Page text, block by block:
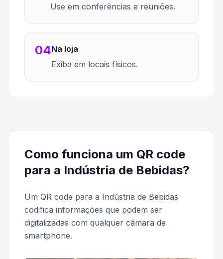
Use em conferências e reuniões.
04Na loja
Exiba em locais físicos.
Como funciona um QR code
para a Indústria de Bebidas?
Um QR code para a Indústria de Bebidas
codifica informações que podem ser
digitalizadas com qualquer câmara de
smartphone.